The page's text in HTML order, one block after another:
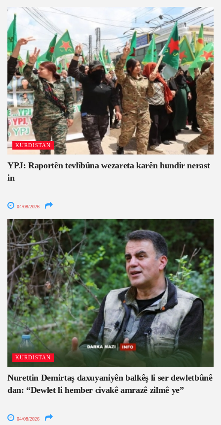
KURDISTAN
YPJ: Raportên tevlîbûna wezareta karên hundir nerast
in
04/08/2026
KURDISTAN
Nurettin Demirtaş daxuyaniyên balkêş li ser dewletbûnê
dan: “Dewlet li hember civakê amrazê zilmê ye”
04/08/2026